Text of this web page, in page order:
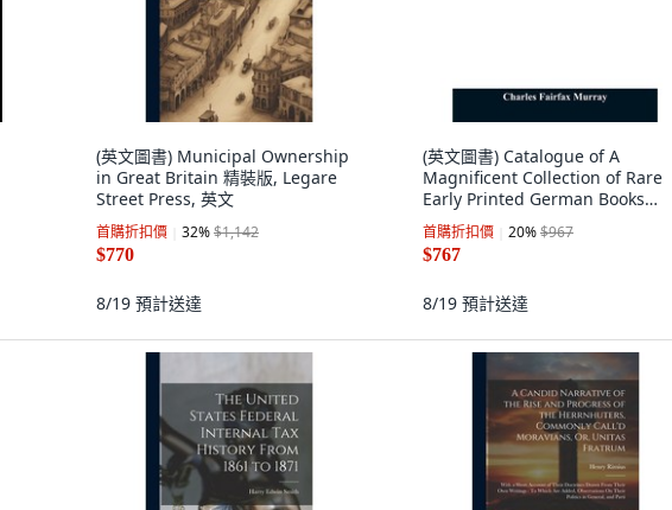
(英文圖書) Municipal Ownership
in Great Britain 精裝版, Legare
Street Press, 英文
首購折扣價 32%$1,142
$770
8/19 預計送達
(英文圖書) Catalogue of A
Magnificent Collection of Rare
Early Printed German Books
Collec... 平裝版, Alpha Edition, 英
文
首購折扣價 20%$967
$767
8/19 預計送達